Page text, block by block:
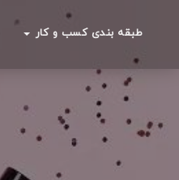
طبقه بندی کسب و کار